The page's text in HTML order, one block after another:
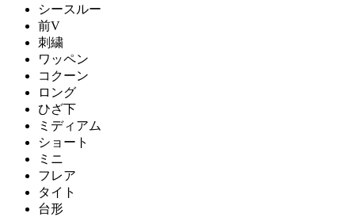
シースルー
前V
刺繍
ワッペン
コクーン
ロング
ひざ下
ミディアム
ショート
ミニ
フレア
タイト
台形